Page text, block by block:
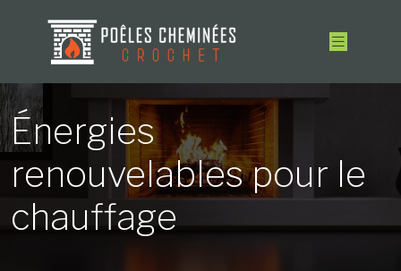
Énergies
renouvelables pour le
chauffage